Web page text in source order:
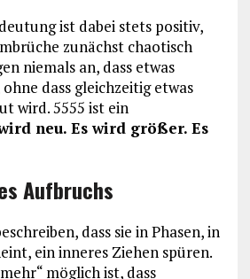
ist dabei stets positiv,
zunächst chaotisch
niemals an, dass etwas
dass gleichzeitig etwas
wird. 5555 ist ein
neu. Es wird größer. Es
Aufbruchs
dass sie in Phasen, in
ein inneres Ziehen spüren.
möglich ist, dass